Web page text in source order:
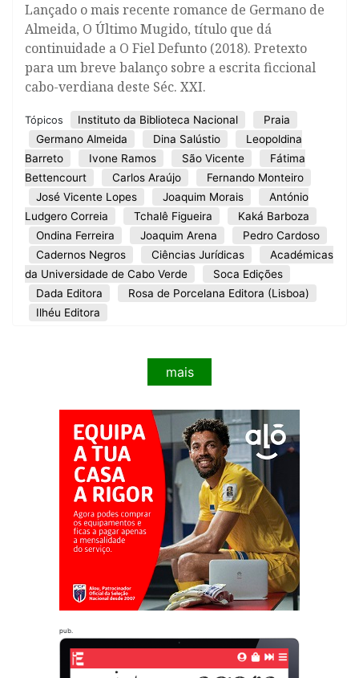
Lançado o mais recente romance de Germano de
Almeida, O Último Mugido, título que dá
continuidade a O Fiel Defunto (2018). Pretexto
para um breve balanço sobre a escrita ficcional
cabo-verdiana deste Séc. XXI.
Tópicos Instituto da Biblioteca Nacional
Praia
Germano Almeida
Dina Salústio
Leopoldina
Barreto
Ivone Ramos São Vicente
Fátima
Bettencourt
Carlos Araújo
Fernando Monteiro
José Vicente Lopes
Joaquim Morais
António
Ludgero Correia
Tchalê Figueira
Kaká Barboza
Ondina Ferreira
Joaquim Arena
Pedro Cardoso
Cadernos Negros
Ciências Jurídicas
Académicas
da Universidade de Cabo Verde
Soca Edições
Dada Editora
Rosa de Porcelana Editora (Lisboa)
Ilhéu Editora
mais
pub.